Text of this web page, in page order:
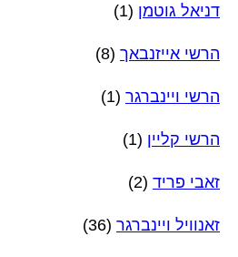
דניאל גוטמן (1)
הרשי אייזנבאך (8)
הרשי ויינברגר (1)
הרשי קליין (1)
זאבי פריד (2)
זאנוויל ויינברגר (36)